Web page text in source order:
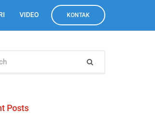
VIDEO KONTAK
Posts